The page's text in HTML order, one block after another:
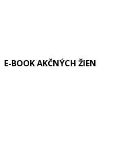
E-BOOK AKČNÝCH ŽIEN